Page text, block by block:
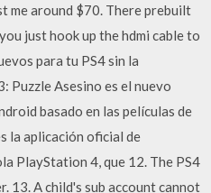
me around $70. There prebuilt
just hook up the hdmi cable to
para tu PS4 sin la
Puzzle Asesino es el nuevo
basado en las películas de
la aplicación oficial de
PlayStation 4, que 12. The PS4
13. A child's sub account cannot